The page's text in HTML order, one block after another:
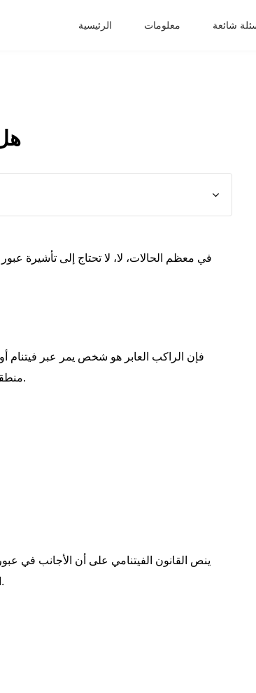
الرئيسية معلومات شائعة
في معظم الحالات، لا، لا تحتاج إلى تأشيرة
منطقة العبور المحددة عند نقطة الحدود الدولية قبل المتابعة إلى دولة أخرى.
ينص القانون الفيتنامي على أن الأجانب في
العبور في المطار الدولي أو الميناء أثناء انتظار الرحلة أو السفينة التالية.